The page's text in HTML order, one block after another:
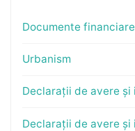
Documente financiare
Urbanism
Declarații de avere și
Declarații de avere și